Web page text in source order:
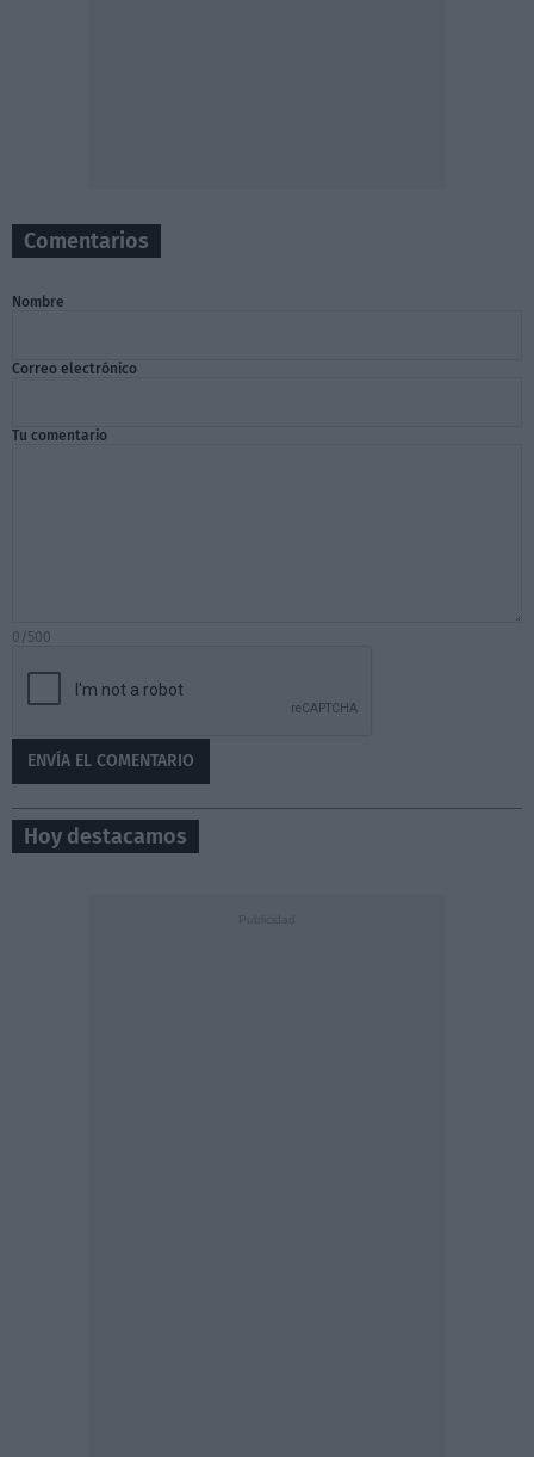
Comentarios
Nombre
Correo electrónico
Tu comentario
0/500
Hoy destacamos